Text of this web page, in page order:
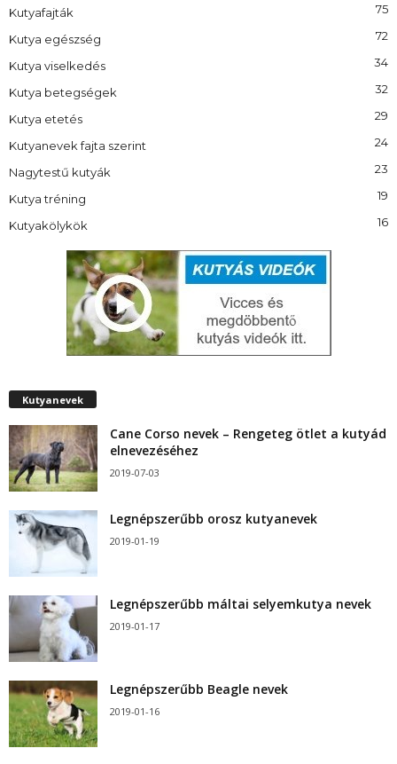
Kutyafajták 75
Kutya egészség 72
Kutya viselkedés 34
Kutya betegségek 32
Kutya etetés 29
Kutyanevek fajta szerint 24
Nagytestű kutyák 23
Kutya tréning 19
Kutyakölykök 16
Kutyanevek
Cane Corso nevek – Rengeteg ötlet a kutyád
elnevezéséhez
2019-07-03
Legnépszerűbb orosz kutyanevek
2019-01-19
Legnépszerűbb máltai selyemkutya nevek
2019-01-17
Legnépszerűbb Beagle nevek
2019-01-16